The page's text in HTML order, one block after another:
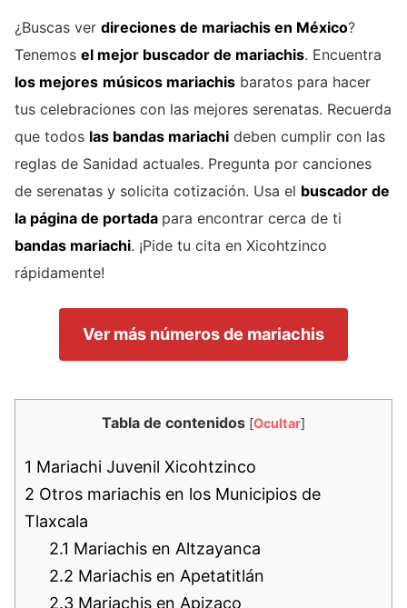
¿Buscas ver direciones de mariachis en México?
Tenemos el mejor buscador de mariachis. Encuentra
los mejores músicos mariachis baratos para hacer
tus celebraciones con las mejores serenatas. Recuerda
que todos las bandas mariachi deben cumplir con las
reglas de Sanidad actuales. Pregunta por canciones
de serenatas y solicita cotización. Usa el buscador de
la página de portada para encontrar cerca de ti
bandas mariachi. ¡Pide tu cita en Xicohtzinco
rápidamente!
Ver más números de mariachis
Tabla de contenidos [Ocultar]
1 Mariachi Juvenil Xicohtzinco
2 Otros mariachis en los Municipios de
Tlaxcala
2.1 Mariachis en Altzayanca
2.2 Mariachis en Apetatitlán
2.3 Mariachis en Apizaco